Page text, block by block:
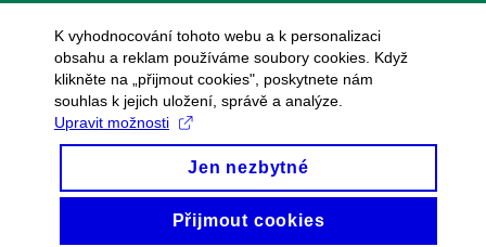
K vyhodnocování tohoto webu a k personalizaci
obsahu a reklam používáme soubory cookies. Když
klikněte na „přijmout cookies", poskytnete nám
souhlas k jejich uložení, správě a analýze.
Upravit možnosti
Jen nezbytné
Přijmout cookies